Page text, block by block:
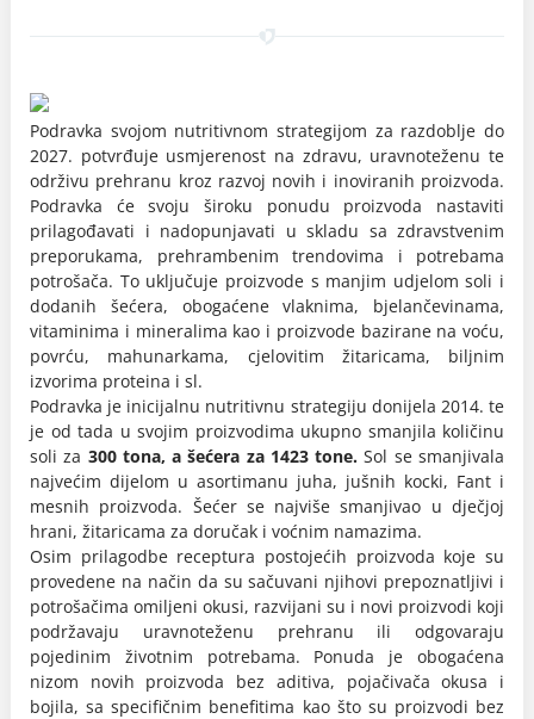
Podravka svojom nutritivnom strategijom za razdoblje do
2027. potvrđuje usmjerenost na zdravu, uravnoteženu te
održivu prehranu kroz razvoj novih i inoviranih proizvoda.
Podravka će svoju široku ponudu proizvoda nastaviti
prilagođavati i nadopunjavati u skladu sa zdravstvenim
preporukama, prehrambenim trendovima i potrebama
potrošača. To uključuje proizvode s manjim udjelom soli i
dodanih šećera, obogaćene vlaknima, bjelančevinama,
vitaminima i mineralima kao i proizvode bazirane na voću,
povrću, mahunarkama, cjelovitim žitaricama, biljnim
izvorima proteina i sl.
Podravka je inicijalnu nutritivnu strategiju donijela 2014. te
je od tada u svojim proizvodima ukupno smanjila količinu
soli za 300 tona, a šećera za 1423 tone.Sol se smanjivala
najvećim dijelom u asortimanu juha, jušnih kocki, Fant i
mesnih proizvoda. Šećer se najviše smanjivao u dječjoj
hrani, žitaricama za doručak i voćnim namazima.
Osim prilagodbe receptura postojećih proizvoda koje su
provedene na način da su sačuvani njihovi prepoznatljivi i
potrošačima omiljeni okusi, razvijani su i novi proizvodi koji
podržavaju uravnoteženu prehranu ili odgovaraju
pojedinim životnim potrebama. Ponuda je obogaćena
nizom novih proizvoda bez aditiva, pojačivača okusa i
bojila, sa specifičnim benefitima kao što su proizvodi bez